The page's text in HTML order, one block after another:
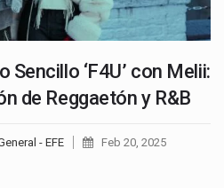
Sencillo ‘F4U’ con Melii:
de Reggaetón y R&B
- EFE Feb 20, 2025